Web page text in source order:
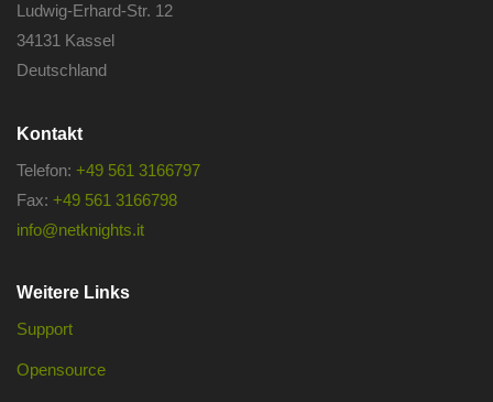
Ludwig-Erhard-Str. 12
34131 Kassel
Deutschland
Kontakt
Telefon: +49 561 3166797
Fax: +49 561 3166798
info@netknights.it
Weitere Links
Support
Opensource